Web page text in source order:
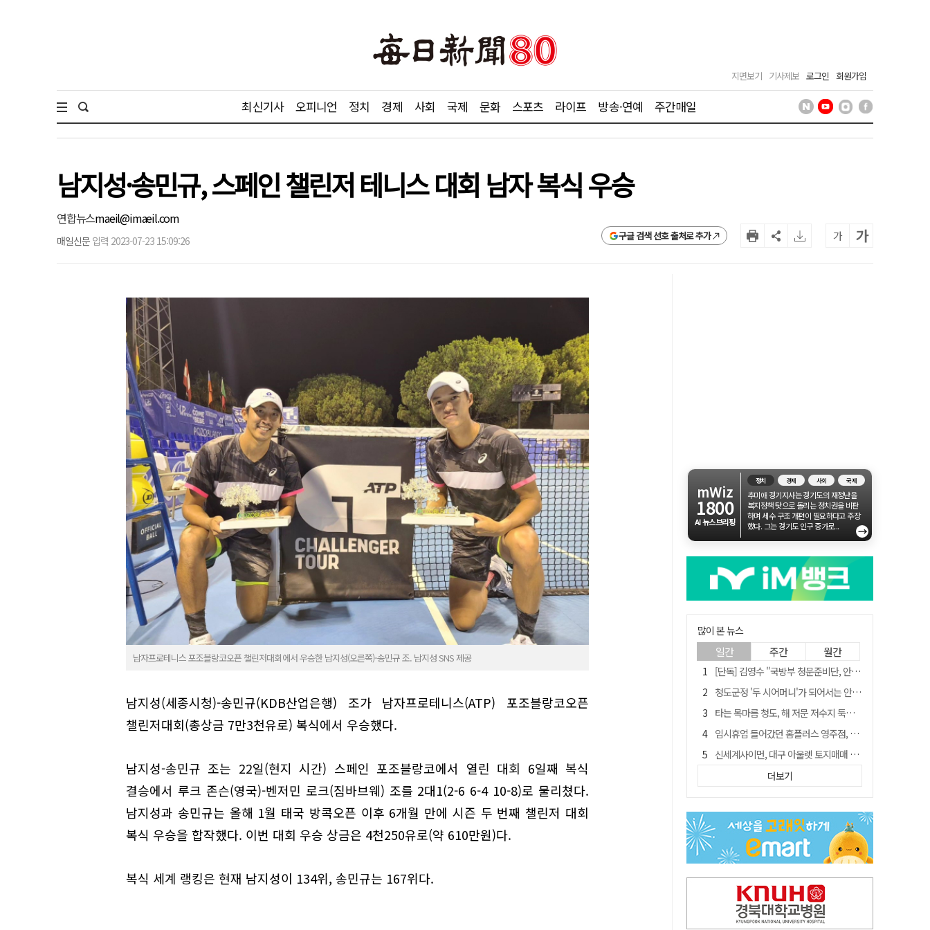
지면보기 기사제보 로그인 회원가입
최신기사 오피니언 정치 경제 사회 국제 문화 스포츠 라이프 방송·연예 주간매일
남지성·송민규, 스페인 챌린저 테니스 대회 남자 복식 우승
연합뉴스maeil@imaeil.com
매일신문 입력 2023-07-23 15:09:26 구글 검색 선호 출처로 추가 가 가
남자프로테니스 포조블랑코오픈 챌린저대회에서 우승한 남지성(오른쪽)-송민규 조. 남지성 SNS 제공
남지성(세종시청)-송민규(KDB산업은행) 조가 남자프로테니스(ATP) 포조블랑코오픈
챌린저대회(총상금 7만3천유로) 복식에서 우승했다.
남지성-송민규 조는 22일(현지 시간) 스페인 포조블랑코에서 열린 대회 6일째 복식
결승에서 루크 존슨(영국)-벤저민 로크(짐바브웨) 조를 2대1(2-6 6-4 10-8)로 물리쳤다.
남지성과 송민규는 올해 1월 태국 방콕오픈 이후 6개월 만에 시즌 두 번째 챌린저 대회
복식 우승을 합작했다. 이번 대회 우승 상금은 4천250유로(약 610만원)다.
복식 세계 랭킹은 현재 남지성이 134위, 송민규는 167위다.
mWiz
1800
AI 뉴스브리핑
정치 경제 사회 국제
추미애 경기지사는 경기도의 재정난을
복지정책 탓으로 돌리는 정치권을 비판
하며 세수 구조 개편이 필요하다고 주장
했다. 그는 경기도 인구 증가로...
→
많이 본 뉴스
일간 주간 월간
[단독] 김영수 "국방부 청문준비단, 안규백 탈영 알고있었다"
청도군정 '두 시어머니'가 되어서는 안된다
타는 목마름 청도, 해 저문 저수지 둑에 군수가 서 있었다
임시휴업 들어갔던 홈플러스 영주점, 7일 영업 재개…지하 1층만 운영
신세계사이먼, 대구 아울렛 토지매매 계약 체결… 사업 본궤도
外人 한 달 새 8000억 담았는데…LG이노텍 목표주가는 왜 엇갈릴까
"상법개정해도 주주가 '봉'"…하이닉스 솔리다임 상장설에 술렁[개미와글와글]
이의준 전 경북도 새마을봉사과장, 제28대 울릉군 부군수 취임
정청래, 靑 겨냥... "신천지·레버리지·호남 반도체 겁박 사과하라"
더보기